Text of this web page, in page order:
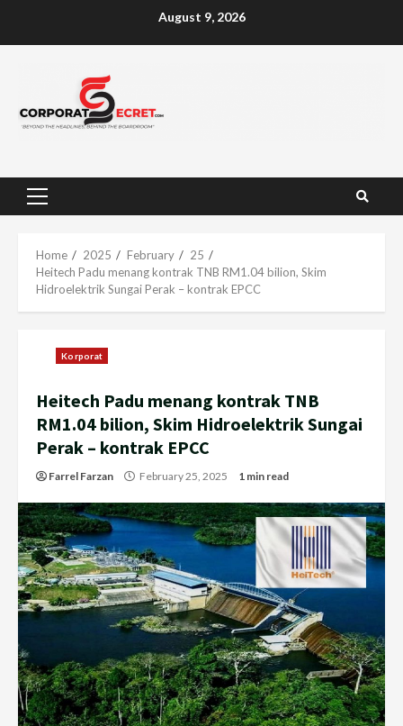
August 9, 2026
Primary
Home 2025 February
25
Heitech Padu menang kontrak TNB RM1.04 bilion, Skim
Hidroelektrik Sungai Perak – kontrak EPCC
Korporat
Heitech Padu menang kontrak TNB
RM1.04 bilion, Skim Hidroelektrik Sungai
Perak – kontrak EPCC
Farrel Farzan February 25, 2025 1 min read